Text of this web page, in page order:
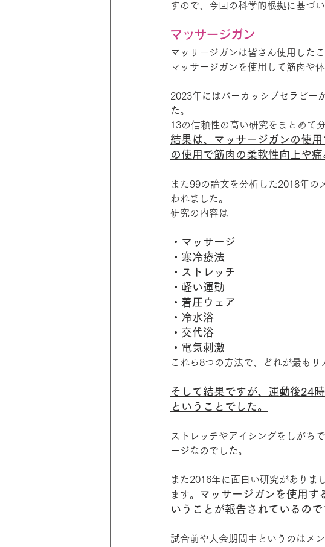
すので、今回の科学的根拠に基づ
マッサージガン
マッサージガンは皆さん使用した
マッサージガンを使用して筋肉や
2023年にはパーカッシブセラピー
た。
13の信頼性の高い研究をまとめて
結果は、マッサージガンの使
の使用で筋肉の柔軟性向上や
また99の論文を分析した2018年の
われました。
研究の内容は
・マッサージ
・寒冷療法
・ストレッチ
・軽い運動
・着圧ウェア
・冷水浴
・交代浴
・電気刺激
これら8つの方法で、どれが最もリ
そして結果ですが、運動後24
ということでした。
ストレッチやアイシングをしがち
ージなのでした。
また2016年に面白い研究がありま
ます。
マッサージガンを使用す
いうことが報告されているので
試合前や大会期間中というのはメ